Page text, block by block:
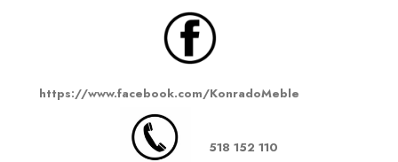
https://www.facebook.com/KonradoMeble
518 152 110